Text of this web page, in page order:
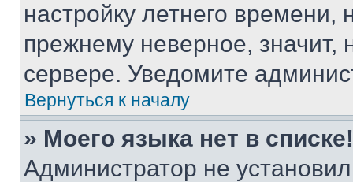
настройку летнего
прежнему неверное, значит,
сервере. Уведомите
Вернуться к началу
» Моего языка нет в списке!
Администратор не